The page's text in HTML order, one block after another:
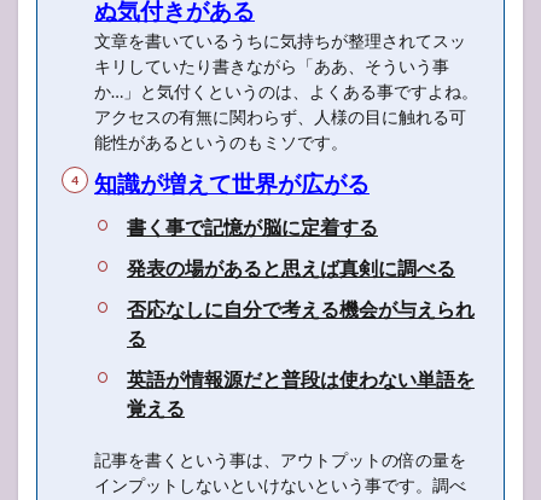
ぬ気付きがある
文章を書いているうちに気持ちが整理されてスッ
キリしていたり書きながら「ああ、そういう事
か…」と気付くというのは、よくある事ですよね。
アクセスの有無に関わらず、人様の目に触れる可
能性があるというのもミソです。
知識が増えて世界が広がる
書く事で記憶が脳に定着する
発表の場があると思えば真剣に調べる
否応なしに自分で考える機会が与えられ
る
英語が情報源だと普段は使わない単語を
覚える
記事を書くという事は、アウトプットの倍の量を
インプットしないといけないという事です。調べ